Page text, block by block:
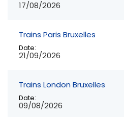
17/08/2026
Trains Paris Bruxelles
Date:
21/09/2026
Trains London Bruxelles
Date:
09/08/2026